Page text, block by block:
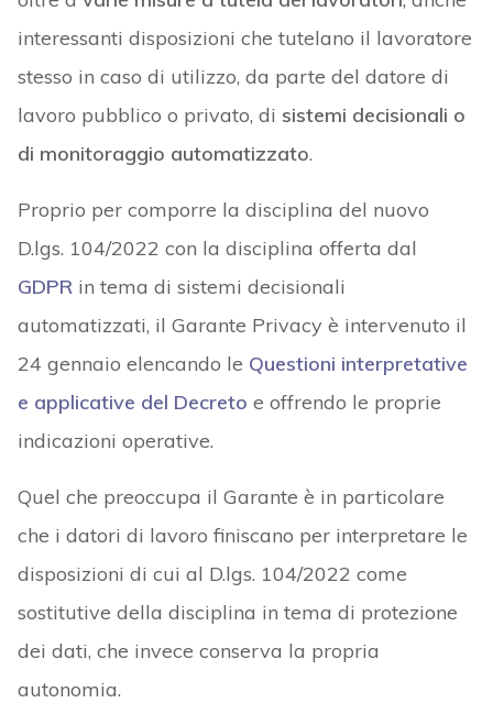
interessanti disposizioni che tutelano il lavoratore
stesso in caso di utilizzo, da parte del datore di
lavoro pubblico o privato, di sistemi decisionali o
di monitoraggio automatizzato.
Proprio per comporre la disciplina del nuovo
D.lgs. 104/2022 con la disciplina offerta dal
GDPRin tema di sistemi decisionali
automatizzati, il Garante Privacy è intervenuto il
24 gennaio elencando le Questioni interpretative
e applicative del Decreto e offrendo le proprie
indicazioni operative.
Quel che preoccupa il Garante è in particolare
che i datori di lavoro finiscano per interpretare le
disposizioni di cui al D.lgs. 104/2022 come
sostitutive della disciplina in tema di protezione
dei dati, che invece conserva la propria
autonomia.